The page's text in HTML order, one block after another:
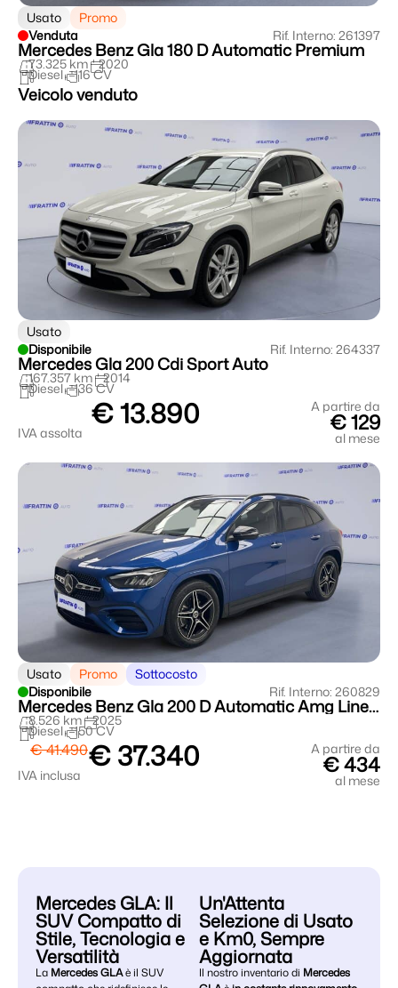
Usato
Promo
Venduta
Rif. Interno: 261397
Mercedes Benz Gla 180 D Automatic Premium
73.325 km 2020
Diesel 116 CV
Veicolo venduto
Usato
Disponibile
Rif. Interno: 264337
Mercedes Gla 200 Cdi Sport Auto
167.357 km 2014
Diesel 136 CV
€ 13.890
IVA assolta
A partire da
€ 129
al mese
Usato Promo
Sottocosto
Disponibile
Rif. Interno: 260829
Mercedes Benz Gla 200 D Automatic Amg Line Advanced Plus
8.526 km 2025
Diesel 150 CV
€ 37.340
€ 41.490
IVA inclusa
A partire da
€ 434
al mese
Mercedes GLA: Il
SUV Compatto di
Stile, Tecnologia e
Versatilità
La Mercedes GLAè il SUV
Un'Attenta
Selezione di Usato
e Km0, Sempre
Aggiornata
Il nostro inventario di Mercedes